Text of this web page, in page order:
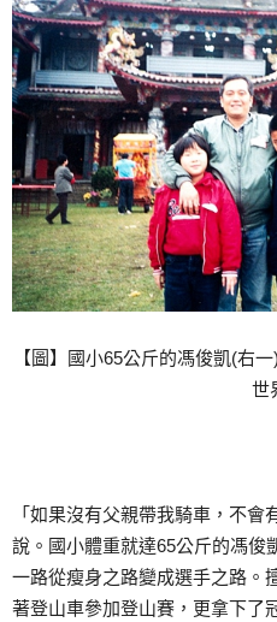
【圖】國小65公斤的馮俊凱(右
世
「如果沒有父親帶我騎車，不
說。國小體重就達65公斤的馮俊
一路從瘦身之路變成選手之路。
著登山車參加登山賽，更拿下了